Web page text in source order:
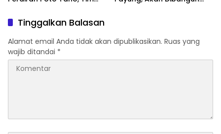
Pencarian Intensif
Tinggalkan Balasan
Alamat email Anda tidak akan dipublikasikan. Ruas yang
wajib ditandai *